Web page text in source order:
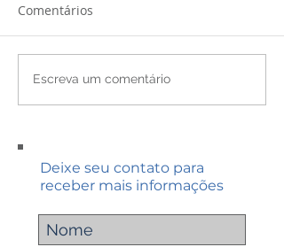
Comentários
Escreva um comentário
Deixe seu contato para
receber mais informações